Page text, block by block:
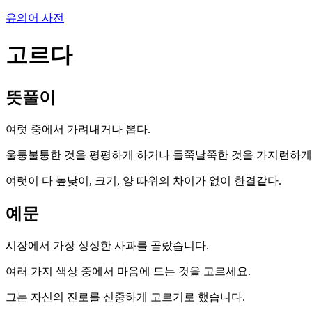
유의어 사전
고르다
뜻풀이
여럿 중에서 가려내거나 뽑다.
울퉁불퉁한 것을 평평하게 하거나 들쭉날쭉한 것을 가지런하
여럿이 다 높낮이, 크기, 양 따위의 차이가 없이 한결같다.
예문
시장에서 가장 싱싱한 사과를 골랐습니다.
여러 가지 색상 중에서 마음에 드는 것을 고르세요.
그는 자신의 진로를 신중하게 고르기로 했습니다.